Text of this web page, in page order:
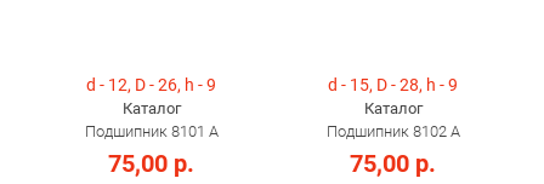
d - 12, D - 26, h - 9
Каталог
Подшипник 8101 А
75,00 р.
d - 15, D - 28, h - 9
Каталог
Подшипник 8102 А
75,00 р.